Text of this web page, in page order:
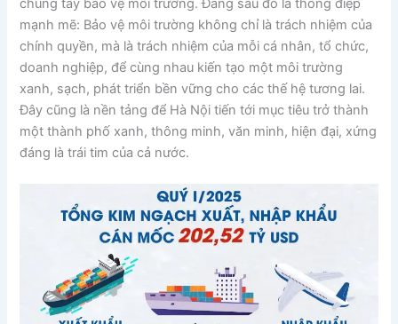
chung tay bảo vệ môi trường. Đằng sau đó là thông điệp
mạnh mẽ: Bảo vệ môi trường không chỉ là trách nhiệm của
chính quyền, mà là trách nhiệm của mỗi cá nhân, tổ chức,
doanh nghiệp, để cùng nhau kiến tạo một môi trường
xanh, sạch, phát triển bền vững cho các thế hệ tương lai.
Đây cũng là nền tảng để Hà Nội tiến tới mục tiêu trở thành
một thành phố xanh, thông minh, văn minh, hiện đại, xứng
đáng là trái tim của cả nước.